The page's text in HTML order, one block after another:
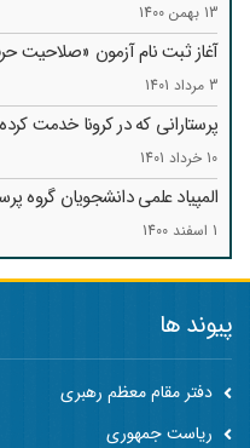
13 بهمن 1400
آغاز ثبت نام آزمون «صلاحیت
3 مرداد 1401
پرستارانی که در کرونا خدمت
10 خرداد 1401
المپیاد علمی دانشجویان گروه
1 اسفند 1400
پیوند ها
دفتر مقام معظم رهبری
ریاست جمهوری